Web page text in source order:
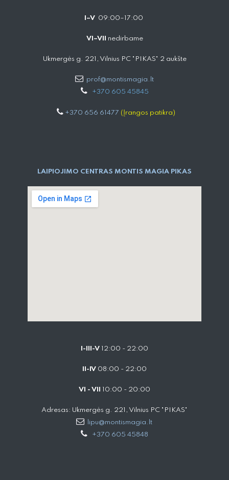
I–V 09:00–17:00
VI–VII nedirbame
Ukmergės g. 221, Vilnius PC "PIKAS" 2 aukšte
prof@montismagia.lt
+370 605 4584​5
+370 656 61477 (Įrangos patikra)
LAIPIOJIMO CENTRAS MONTIS MAGIA PIKAS
I-III-V 12:00 - 22:00
II-IV 08:00 - 22:00
VI - VII 10:00 - 20:00
Adresas: Ukmergės g. 221, Vilnius PC "PIKAS"
lipu@montismagia.lt
+370 605 45848